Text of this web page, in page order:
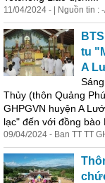
11/04/2024 - | Nguồn tin :
tu
A
Thủy (thôn Quảng
GHPGVN huyện A
lạc" đến với đồng bào
09/04/2024 - Ban TT TT